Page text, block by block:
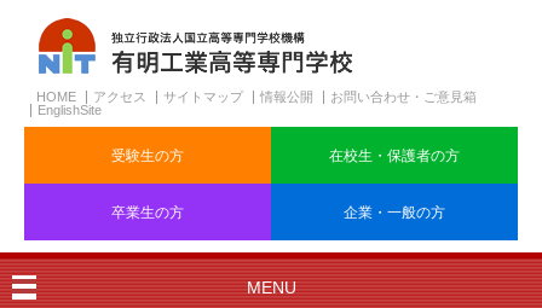
HOME アクセス サイトマップ 情報公開
お問い合わせ・ご意見箱
EnglishSite
受験生の方 在校生・保護者の方
卒業生の方 企業・一般の方
MENU